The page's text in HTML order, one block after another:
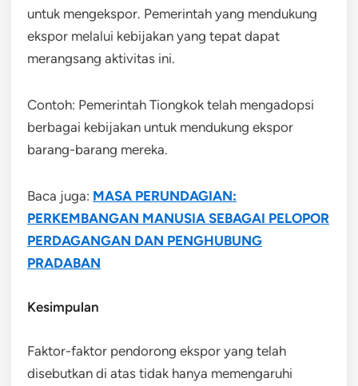
untuk mengekspor. Pemerintah yang mendukung
ekspor melalui kebijakan yang tepat dapat
merangsang aktivitas ini.
Contoh: Pemerintah Tiongkok telah mengadopsi
berbagai kebijakan untuk mendukung ekspor
barang-barang mereka.
Baca juga: MASA PERUNDAGIAN:
PERKEMBANGAN MANUSIA SEBAGAI PELOPOR
PERDAGANGAN DAN PENGHUBUNG
PRADABAN
Kesimpulan
Faktor-faktor pendorong ekspor yang telah
disebutkan di atas tidak hanya memengaruhi